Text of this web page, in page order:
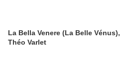
La Bella Venere (La Belle Vénus),
Théo Varlet